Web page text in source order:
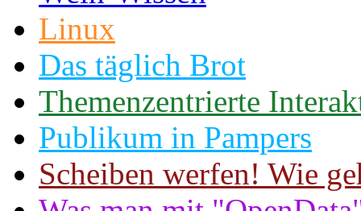
Linux
Das täglich Brot
Themenzentrierte
Publikum in Pampers
Scheiben werfen! Wie